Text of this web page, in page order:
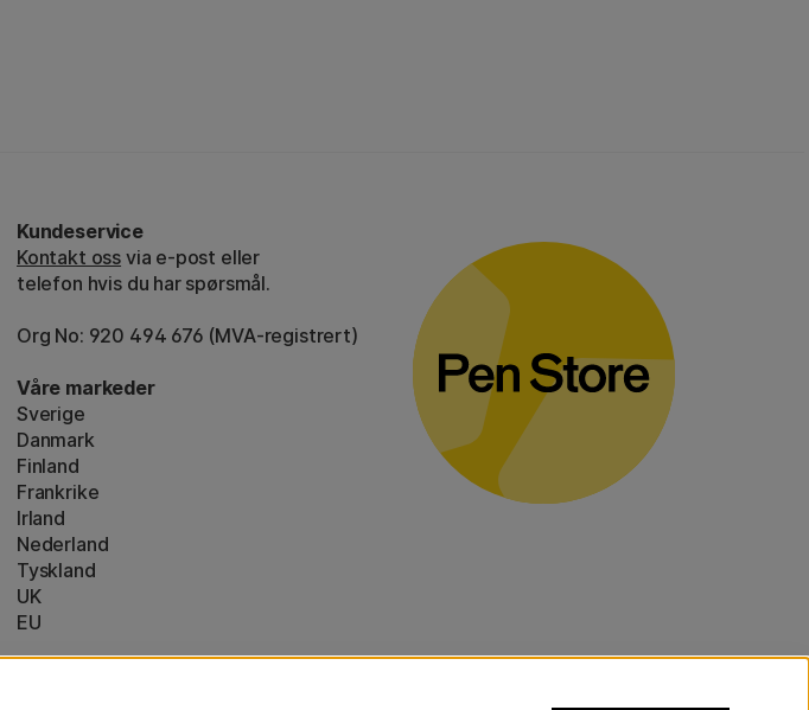
Kundeservice
Kontakt oss via e-post eller
telefon hvis du har spørsmål.
Org No: 920 494 676 (MVA-registrert)
Våre markeder
Sverige
Danmark
Finland
Frankrike
Irland
Nederland
Tyskland
UK
EU